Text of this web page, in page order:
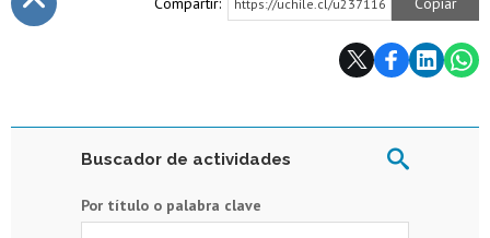
https://uchile.cl/u237116
Buscador de actividades
Por título o palabra clave